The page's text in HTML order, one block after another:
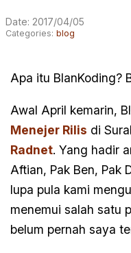
Date: 2017/04/05
Categories:blog
Apa itu BlanKoding?
Awal April kemarin,
Menejer Rilis di
Radnet. Yang hadir
Aftian, Pak Ben, Pak
lupa pula kami
menemui salah satu
belum pernah saya